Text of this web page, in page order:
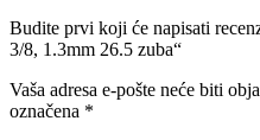
Budite prvi koji će napisati
3/8, 1.3mm 26.5 zuba“
Vaša adresa e-pošte neće biti
označena *